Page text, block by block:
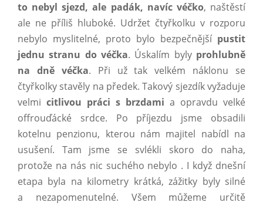
to nebyl sjezd, ale padák, navíc véčko, naštěstí
ale ne příliš hluboké. Udržet čtyřkolku v rozporu
nebylo myslitelné, proto bylo bezpečnějšípustit
jednu stranu do véčka. Úskalím byly prohlubně
na dně véčka. Při už tak velkém náklonu se
čtyřkolky stavěly na předek. Takový sjezdík vyžaduje
velmi citlivou práci s brzdami a opravdu velké
offrouďácké srdce. Po příjezdu jsme obsadili
kotelnu penzionu, kterou nám majitel nabídl na
usušení. Tam jsme se svlékli skoro do naha,
protože na nás nic suchého nebylo . I když dnešní
etapa byla na kilometry krátká, zážitky byly silné
a nezapomenutelné. Všem můžeme určitě